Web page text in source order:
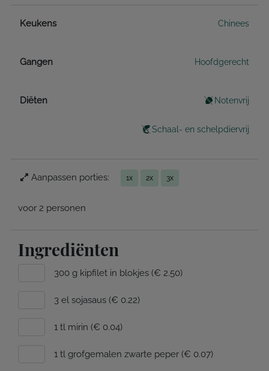
Keukens Chinees
Gangen Hoofdgerecht
Diëten Notenvrij
Schaal- en schelpdiervrij
Aanpassen porties: 1x 2x 3x
voor 2 personen
Ingrediënten
300 g kipfilet in blokjes (€ 2.50)
3 el sojasaus (€ 0.22)
1 tl mirin (€ 0.04)
1 tl grofgemalen zwarte peper (€ 0.07)